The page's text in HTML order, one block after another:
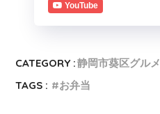
YouTube
CATEGORY :静岡市葵区グルメ
TAGS :
お弁当